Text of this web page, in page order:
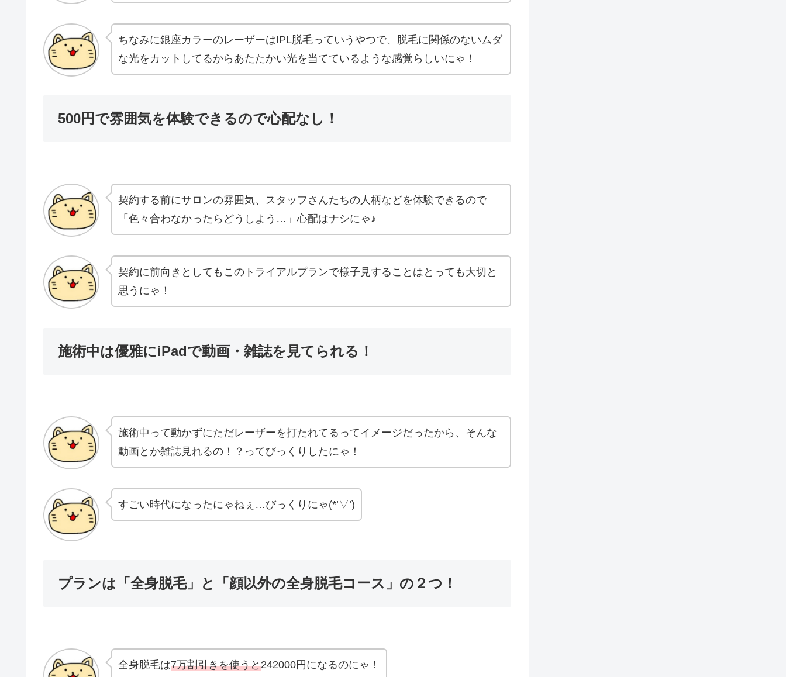
ちなみに銀座カラーのレーザーはIPL脱毛っていうやつで、脱毛に関係のないムダ
な光をカットしてるからあたたかい光を当てているような感覚らしいにゃ！
500円で雰囲気を体験できるので心配なし！
契約する前にサロンの雰囲気、スタッフさんたちの人柄などを体験できるので
「色々合わなかったらどうしよう…」心配はナシにゃ♪
契約に前向きとしてもこのトライアルプランで様子見することはとっても大切と
思うにゃ！
施術中は優雅にiPadで動画・雑誌を見てられる！
施術中って動かずにただレーザーを打たれてるってイメージだったから、そんな
動画とか雑誌見れるの！？ってびっくりしたにゃ！
すごい時代になったにゃねぇ…びっくりにゃ(*’▽’)
プランは「全身脱毛」と「顔以外の全身脱毛コース」の２つ！
全身脱毛は7万割引きを使うと242000円になるのにゃ！